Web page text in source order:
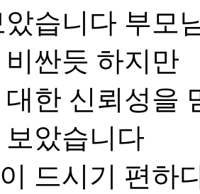
았습니다 부모
싼듯 하지만
한 신뢰성을
보았습니다
드시기 편하